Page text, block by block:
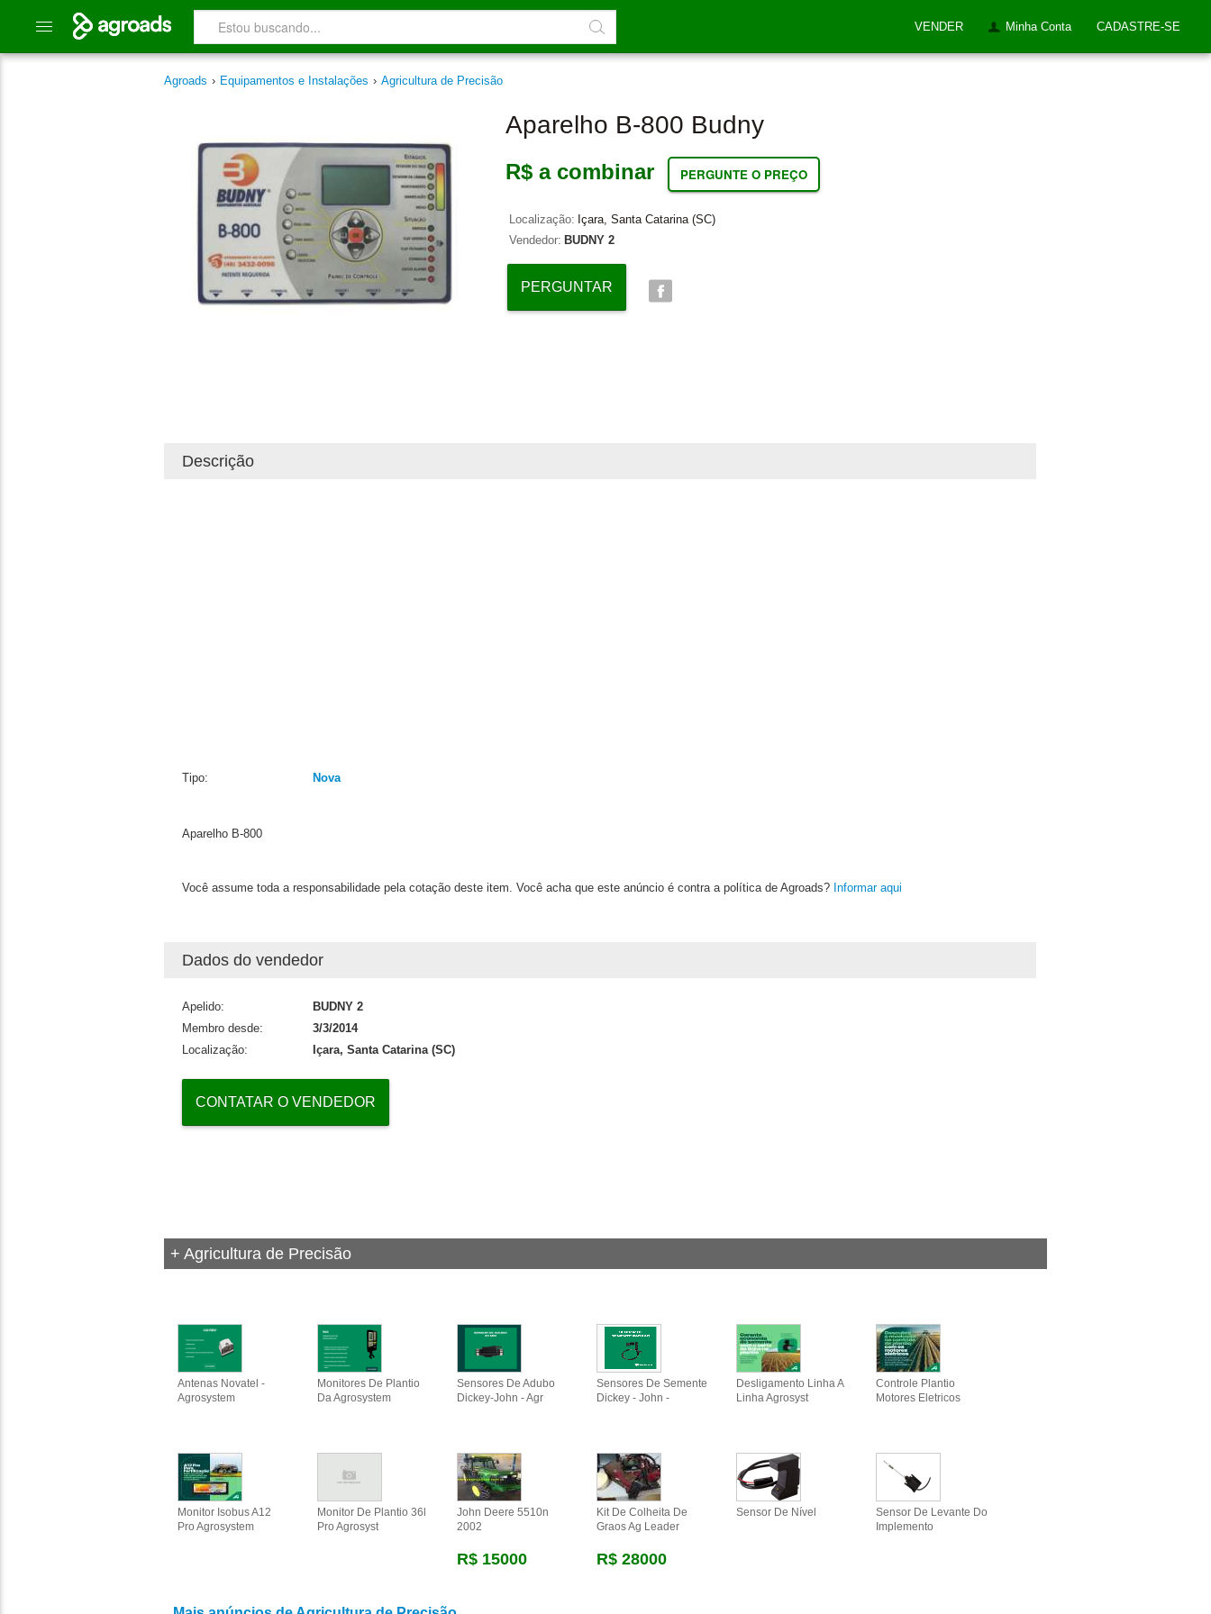
VENDER Minha Conta CADASTRE-SE
Agroads › Equipamentos e Instalações › Agricultura de Precisão
Aparelho B-800 Budny
R$ a combinar PERGUNTE O PREÇO
Localização: Içara, Santa Catarina (SC)
Vendedor: BUDNY 2
PERGUNTAR
Descrição
Tipo: Nova
Aparelho B-800
Você assume toda a responsabilidade pela cotação deste item. Você acha que este anúncio é contra a política de Agroads? Informar aqui
Dados do vendedor
Apelido:
BUDNY 2
Membro desde:
3/3/2014
Localização:
Içara, Santa Catarina (SC)
CONTATAR O VENDEDOR
+ Agricultura de Precisão
Antenas Novatel -
Agrosystem
Monitores De Plantio
Da Agrosystem
Sensores De Adubo
Dickey-John - Agr
Sensores De Semente
Dickey - John -
Desligamento Linha A
Linha Agrosyst
Controle Plantio
Motores Eletricos
Monitor Isobus A12
Pro Agrosystem
Monitor De Plantio 36l
Pro Agrosyst
John Deere 5510n
2002
R$ 15000
Kit De Colheita De
Graos Ag Leader
R$ 28000
Sensor De Nível
Sensor De Levante Do
Implemento